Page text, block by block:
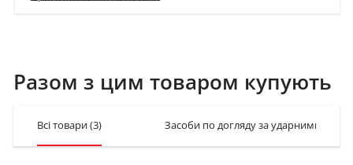
Разом з цим товаром купують
Всі товари(3) Засоби по догляду за ударними